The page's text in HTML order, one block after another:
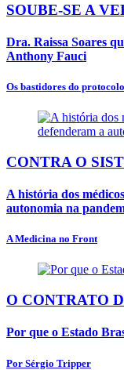
SOUBE-SE A
Dra. Raissa Soares
Anthony Fauci
Os bastidores do
CONTRA O
A história dos
autonomia na
A Medicina no Front
O CONTRATO
Por que o Estado
Por Sérgio Tripper